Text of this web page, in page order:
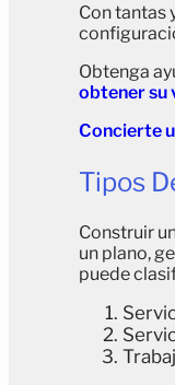
Con tantas
Obtenga
obtener su
Concierte
Tipos
Construir
un plano,
puede